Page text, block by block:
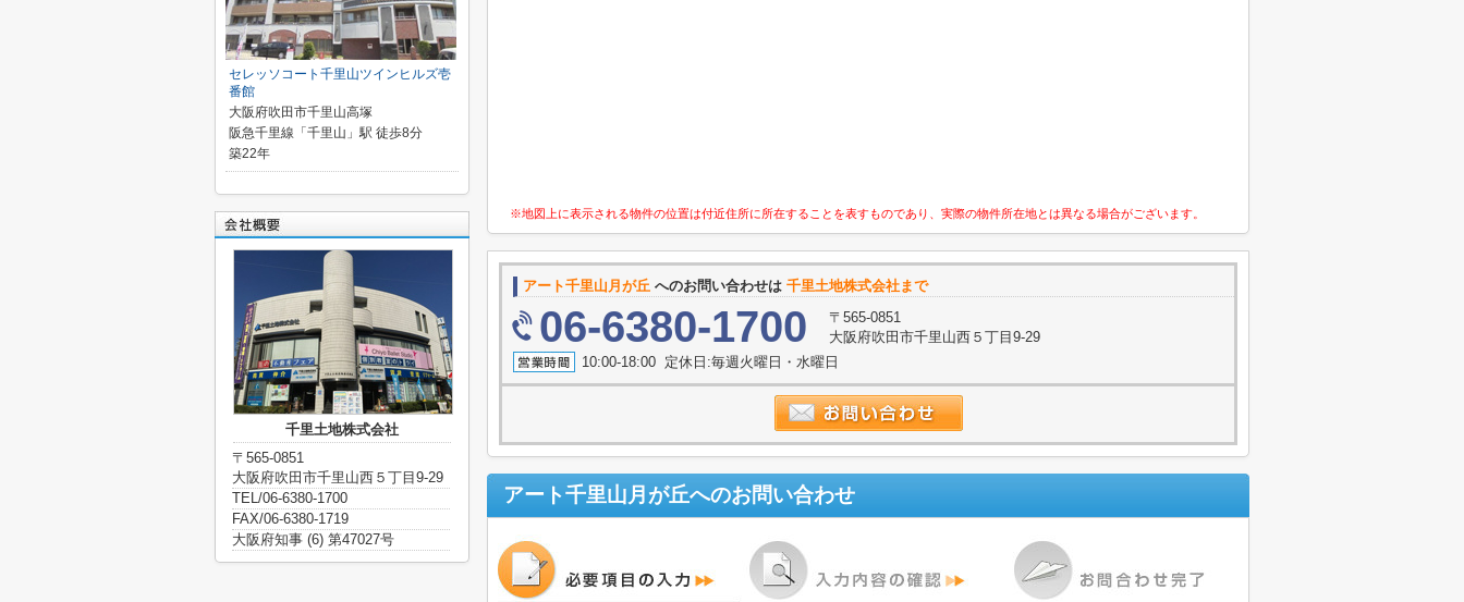
※地図上に表示される物件の位置は付近住所に所在することを表すものであり、実際の物件所在地とは異なる場合がございます。
アート千里山月が丘 へのお問い合わせは 千里土地株式会社まで
06-6380-1700
〒565-0851
大阪府吹田市千里山西５丁目9-29
10:00-18:00 定休日:毎週火曜日・水曜日
アート千里山月が丘へのお問い合わせ
セレッソコート千里山ツインヒルズ壱
番館
大阪府吹田市千里山高塚
阪急千里線「千里山」駅 徒歩8分
築22年
千里土地株式会社
〒565-0851
大阪府吹田市千里山西５丁目9-29
TEL/06-6380-1700
FAX/06-6380-1719
大阪府知事 (6) 第47027号